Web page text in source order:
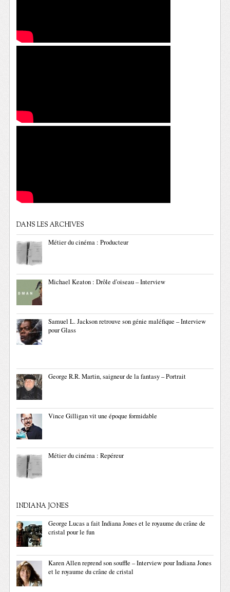
DANS LES ARCHIVES
Métier du cinéma : Producteur
Michael Keaton : Drôle d’oiseau – Interview
Samuel L. Jackson retrouve son génie maléfique – Interview
pour Glass
George R.R. Martin, saigneur de la fantasy – Portrait
Vince Gilligan vit une époque formidable
Métier du cinéma : Repéreur
INDIANA JONES
George Lucas a fait Indiana Jones et le royaume du crâne de
cristal pour le fun
Karen Allen reprend son souffle – Interview pour Indiana Jones
et le royaume du crâne de cristal